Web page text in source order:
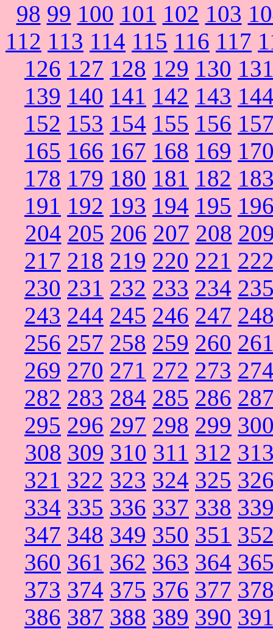
98 99 100 101 102 103
112 113 114 115 116 117
126 127 128 129 130
139 140 141 142 143
152 153 154 155 156
165 166 167 168 169
178 179 180 181 182
191 192 193 194 195
204 205 206 207 208
217 218 219 220 221
230 231 232 233 234
243 244 245 246 247
256 257 258 259 260
269 270 271 272 273
282 283 284 285 286
295 296 297 298 299
308 309 310 311 312
321 322 323 324 325
334 335 336 337 338
347 348 349 350 351
360 361 362 363 364
373 374 375 376 377
386 387 388 389 390